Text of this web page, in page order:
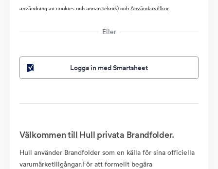
användning av cookies och annan teknik) ochAnvändarvillkor
Eller
Logga in med Smartsheet
Välkommen till Hull privata Brandfolder.
Hull använder Brandfolder som en källa för sina officiella
varumärketillgångar.För att formellt begära